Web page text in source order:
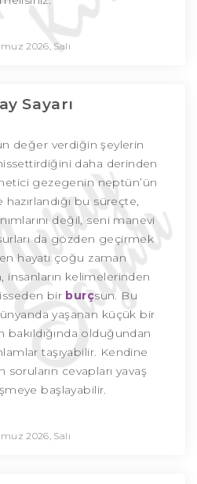
2026, Salı
Sayarı
değer verdiğin şeylerin
daha derinden
gezegenin neptün’ün
bu süreçte,
değil, seni manevi
da gözden geçirmek
hayatı çoğu zaman
insanların kelimelerinden
bir burçsun. Bu
yaşanan küçük bir
bakıldığında olduğundan
taşıyabilir. Kendine
cevapları yavaş
başlayabilir.
2026, Salı